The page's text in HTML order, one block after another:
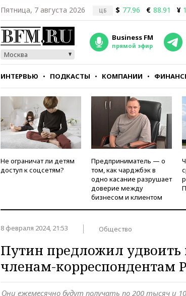
Пятница, 7 августа 2026 ЦБ $ 77.96 € 88.91 ¥
Москва
Business FM
прямой эфир
ИНТЕРВЬЮ ПОДКАСТЫ КОМПАНИИ
СТИЛЬ ТЕСТЫ
Не ограничат ли детям
доступ к соцсетям?
Предприниматель — о
том, как чарджбэк в
одно касание разрушает
доверие между
бизнесом и клиентом
8 февраля 2024, 21:53 Общество
Путин предложил
членам-корреспондентам
Они ежемесячно будут получать по 200 тысяч и